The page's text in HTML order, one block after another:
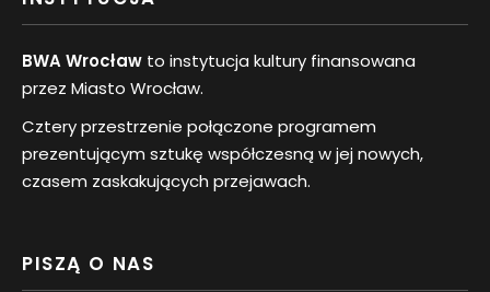
BWA Wrocław to instytucja kultury finansowana
przez Miasto Wrocław.
Cztery przestrzenie połączone programem
prezentującym sztukę współczesną w jej nowych,
czasem zaskakujących przejawach.
PISZĄ O NAS